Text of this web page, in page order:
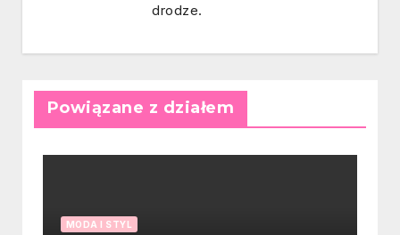
drodze.
Powiązane z działem
MODA I STYL